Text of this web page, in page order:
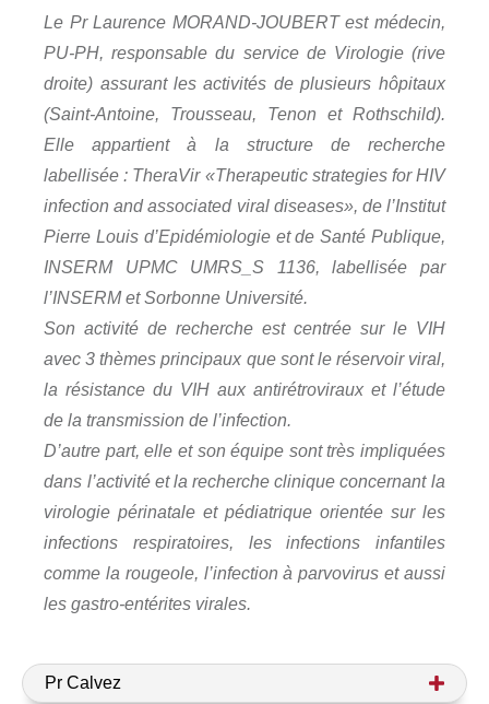
Le Pr Laurence MORAND-JOUBERT est médecin,
PU-PH, responsable du service de Virologie (rive
droite) assurant les activités de plusieurs hôpitaux
(Saint-Antoine, Trousseau, Tenon et Rothschild).
Elle appartient à la structure de recherche
labellisée : TheraVir «Therapeutic strategies for HIV
infection and associated viral diseases», de l’Institut
Pierre Louis d’Epidémiologie et de Santé Publique,
INSERM UPMC UMRS_S 1136, labellisée par
l’INSERM et Sorbonne Université.
Son activité de recherche est centrée sur le VIH
avec 3 thèmes principaux que sont le réservoir viral,
la résistance du VIH aux antirétroviraux et l’étude
de la transmission de l’infection.
D’autre part, elle et son équipe sont très impliquées
dans l’activité et la recherche clinique concernant la
virologie périnatale et pédiatrique orientée sur les
infections respiratoires, les infections infantiles
comme la rougeole, l’infection à parvovirus et aussi
les gastro-entérites virales.
Pr Calvez